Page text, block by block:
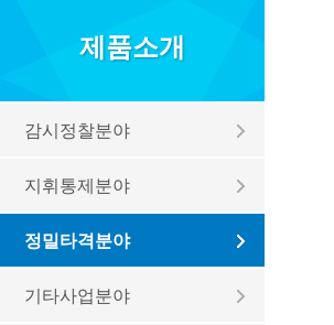
제품소개
감시정찰분야
지휘통제분야
정밀타격분야
기타사업분야